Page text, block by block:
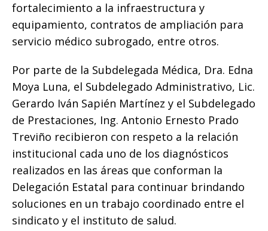
fortalecimiento a la infraestructura y
equipamiento, contratos de ampliación para
servicio médico subrogado, entre otros.
Por parte de la Subdelegada Médica, Dra. Edna
Moya Luna, el Subdelegado Administrativo, Lic.
Gerardo Iván Sapién Martínez y el Subdelegado
de Prestaciones, Ing. Antonio Ernesto Prado
Treviño recibieron con respeto a la relación
institucional cada uno de los diagnósticos
realizados en las áreas que conforman la
Delegación Estatal para continuar brindando
soluciones en un trabajo coordinado entre el
sindicato y el instituto de salud.